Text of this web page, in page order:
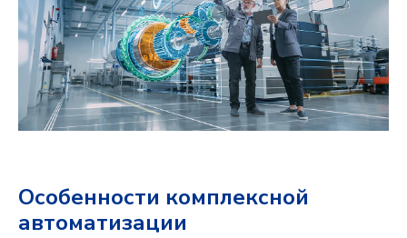
Особенности комплексной
автоматизации